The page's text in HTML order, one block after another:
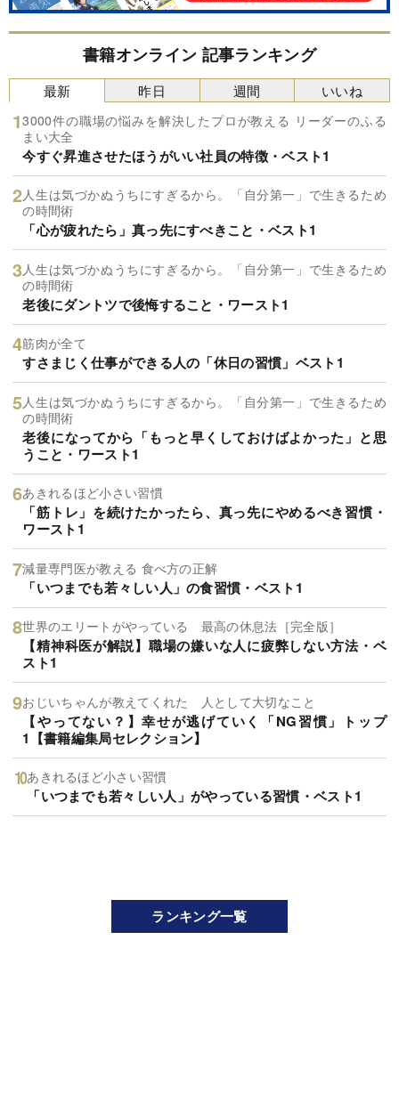
書籍オンライン 記事ランキング
最新
3000件の職場の悩みを解決したプロが教える リーダーのふる
まい大全
今すぐ昇進させたほうがいい社員の特徴・ベスト1
人生は気づかぬうちにすぎるから。「自分第一」で生きるため
の時間術
「心が疲れたら」真っ先にすべきこと・ベスト1
人生は気づかぬうちにすぎるから。「自分第一」で生きるため
の時間術
老後にダントツで後悔すること・ワースト1
筋肉が全て
すさまじく仕事ができる人の「休日の習慣」ベスト1
人生は気づかぬうちにすぎるから。「自分第一」で生きるため
の時間術
老後になってから「もっと早くしておけばよかった」と思
うこと・ワースト1
あきれるほど小さい習慣
「筋トレ」を続けたかったら、真っ先にやめるべき習慣・
ワースト1
減量専門医が教える 食べ方の正解
「いつまでも若々しい人」の食習慣・ベスト1
世界のエリートがやっている 最高の休息法［完全版］
【精神科医が解説】職場の嫌いな人に疲弊しない方法・ベ
スト1
おじいちゃんが教えてくれた 人として大切なこと
【やってない？】幸せが逃げていく「NG習慣」トップ
1【書籍編集局セレクション】
あきれるほど小さい習慣
「いつまでも若々しい人」がやっている習慣・ベスト1
昨日 週間 いいね
ランキング一覧